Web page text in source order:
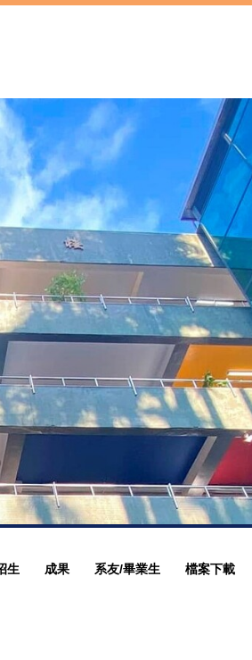
生 成果 系友/畢業生 檔案下載